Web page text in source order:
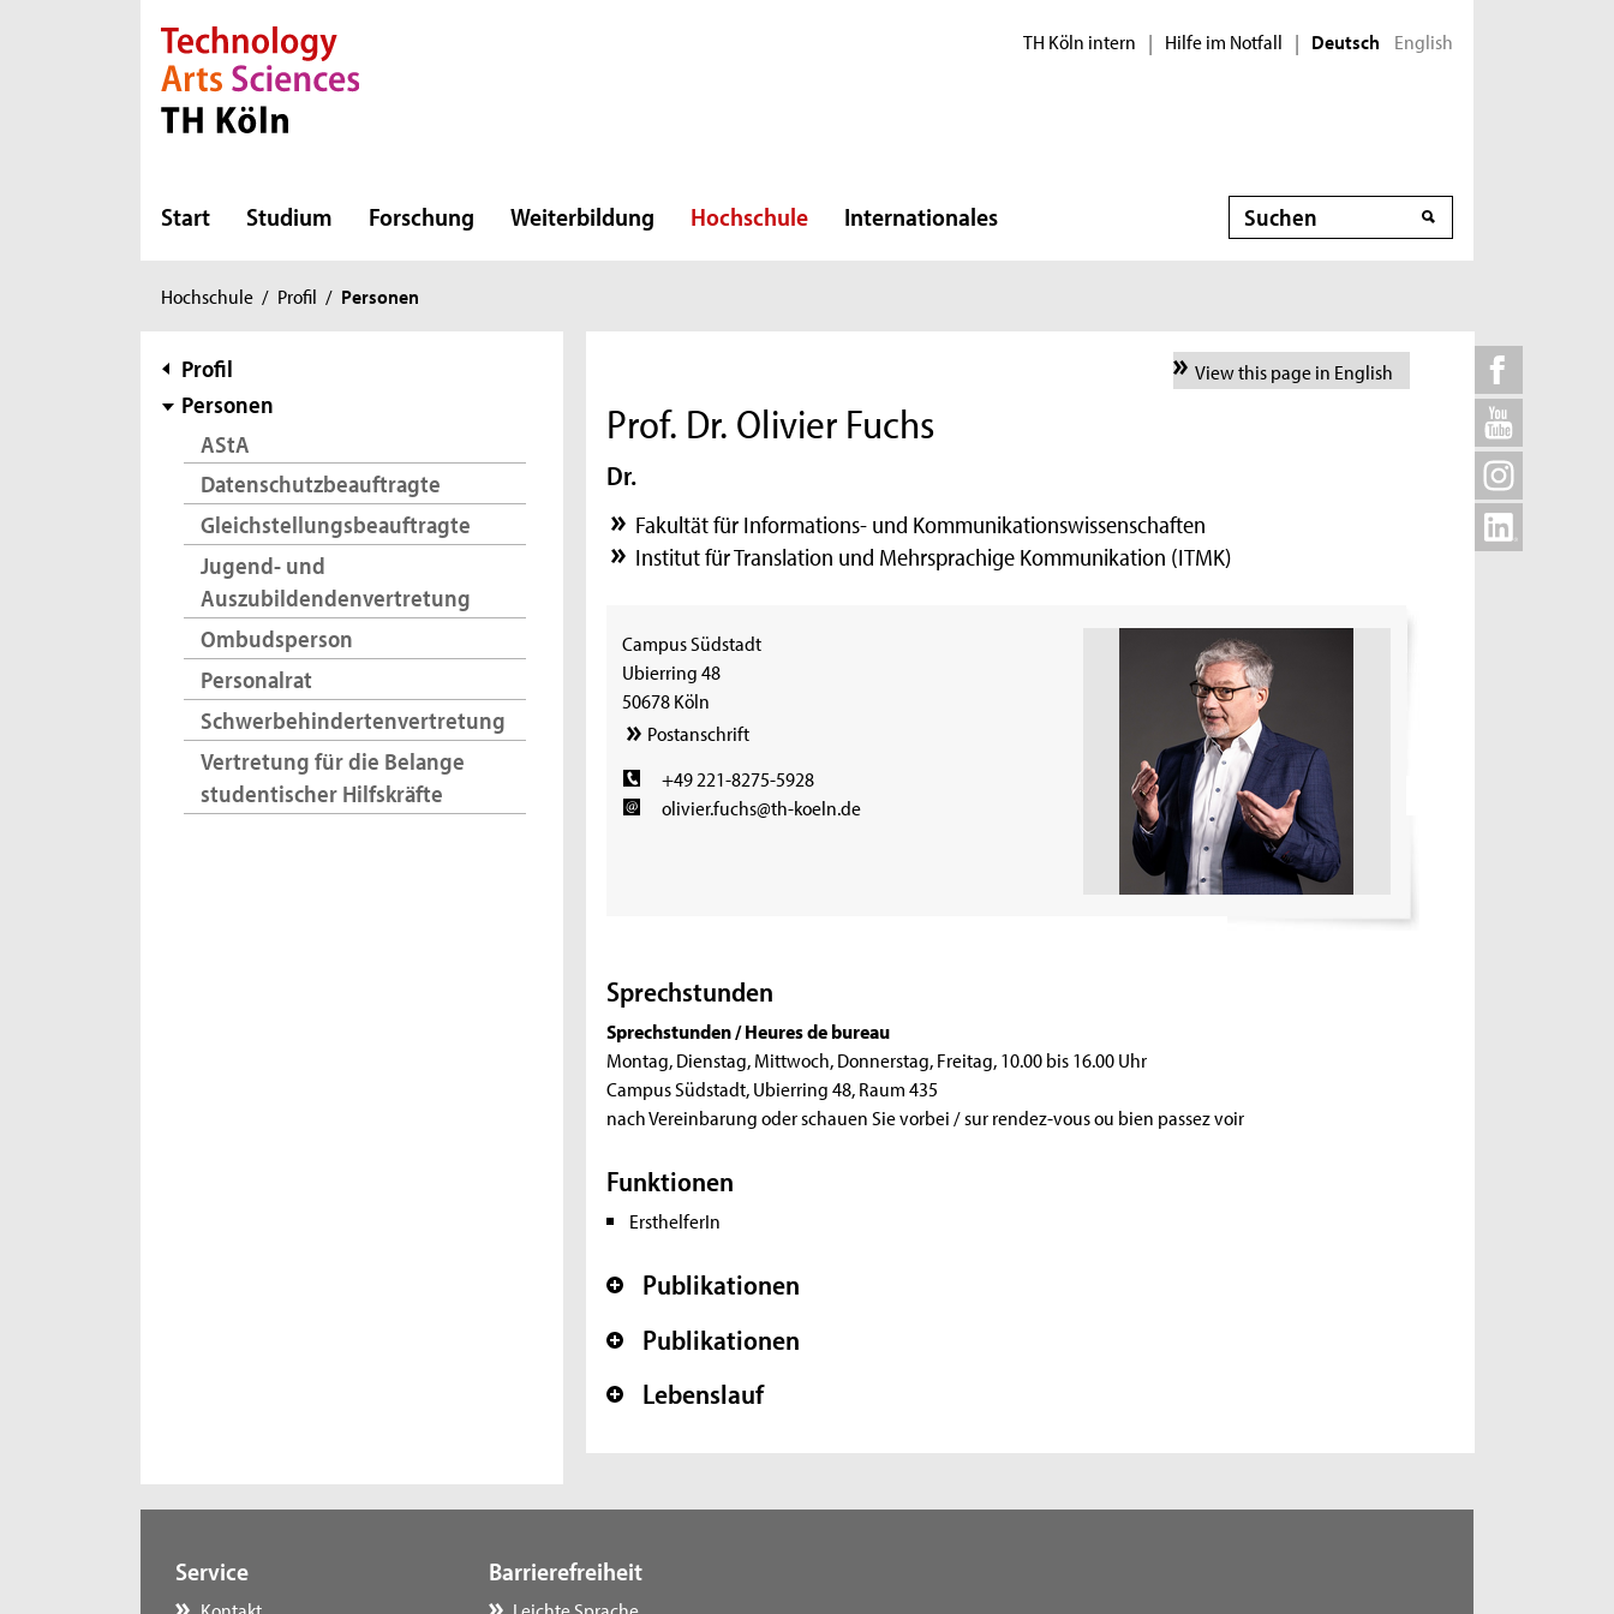
Direkt zur Hauptnavigation
Direkt zur Subnavigation
Direkt zum Inhalt
Direkt zum Fußbereich TH Köln intern | Hilfe im Notfall | Deutsch English
Start Studium Forschung Weiterbildung Hochschule Internationales Suche
Sie
hier:
Hochschule / Profil / Personen
Subnavigation
Profil
Personen
AStA
Datenschutzbeauftragte
Gleichstellungsbeauftragte
Jugend- und
Auszubildendenvertretung
Ombudsperson
Personalrat
Schwerbehindertenvertretung
Vertretung für die Belange
studentischer Hilfskräfte
View this page in English
Prof. Dr. Olivier Fuchs
Dr.
Fakultät für Informations- und Kommunikationswissenschaften
Institut für Translation und Mehrsprachige Kommunikation (ITMK)
Campus Südstadt
Ubierring 48
50678 Köln
Postanschrift
+49 221-8275-5928
olivier.fuchs@th-koeln.de
Sprechstunden
Sprechstunden / Heures de bureau
Montag, Dienstag, Mittwoch, Donnerstag, Freitag, 10.00 bis 16.00 Uhr
Campus Südstadt, Ubierring 48, Raum 435
nach Vereinbarung oder schauen Sie vorbei / sur rendez-vous ou bien passez voir
Funktionen
ErsthelferIn
+
Publikationen
+
Publikationen
+
Lebenslauf
Service Barrierefreiheit